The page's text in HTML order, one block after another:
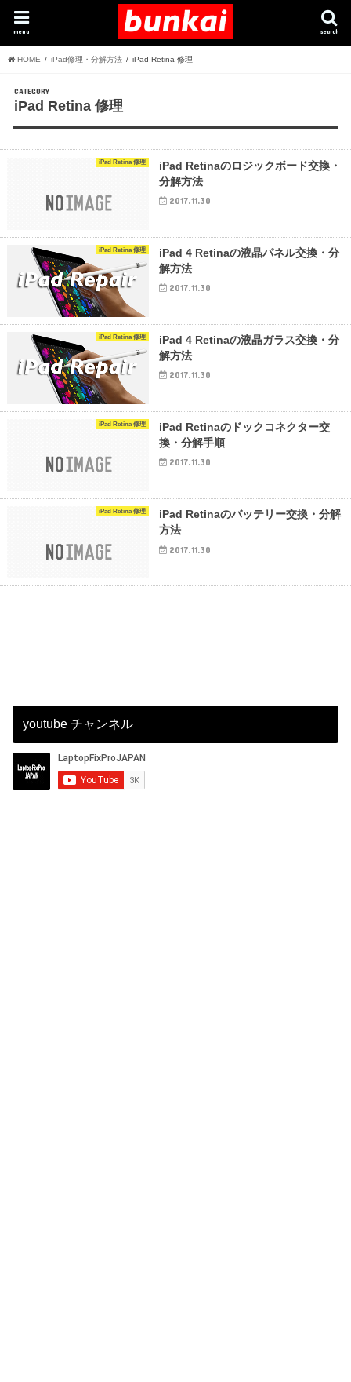
search
menu
HOME iPad修理・分解方法 iPad Retina 修理
CATEGORY
iPad Retina 修理
iPad Retina 修理
iPad Retinaのロジックボード交換・
分解方法
2017.11.30
iPad Retina 修理
iPad 4 Retinaの液晶パネル交換・分
解方法
2017.11.30
iPad Retina 修理
iPad 4 Retinaの液晶ガラス交換・分
解方法
2017.11.30
iPad Retina 修理
iPad Retinaのドックコネクター交
換・分解手順
2017.11.30
iPad Retina 修理
iPad Retinaのバッテリー交換・分解
方法
2017.11.30
youtube チャンネル